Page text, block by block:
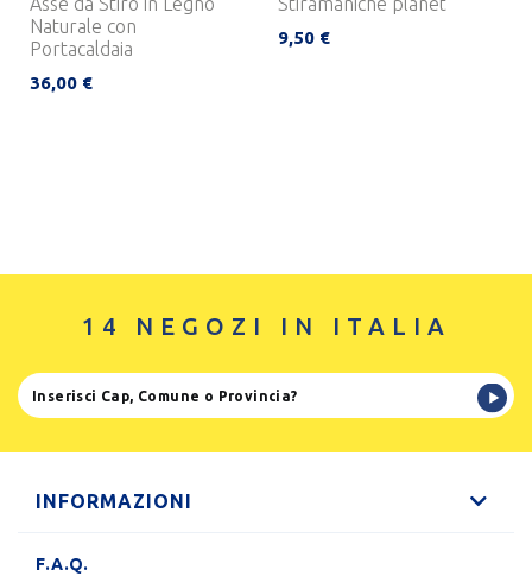
Naturale con
Portacaldaia
36,00 €
9,50 €
14 NEGOZI IN ITALIA
INFORMAZIONI
F.A.Q.